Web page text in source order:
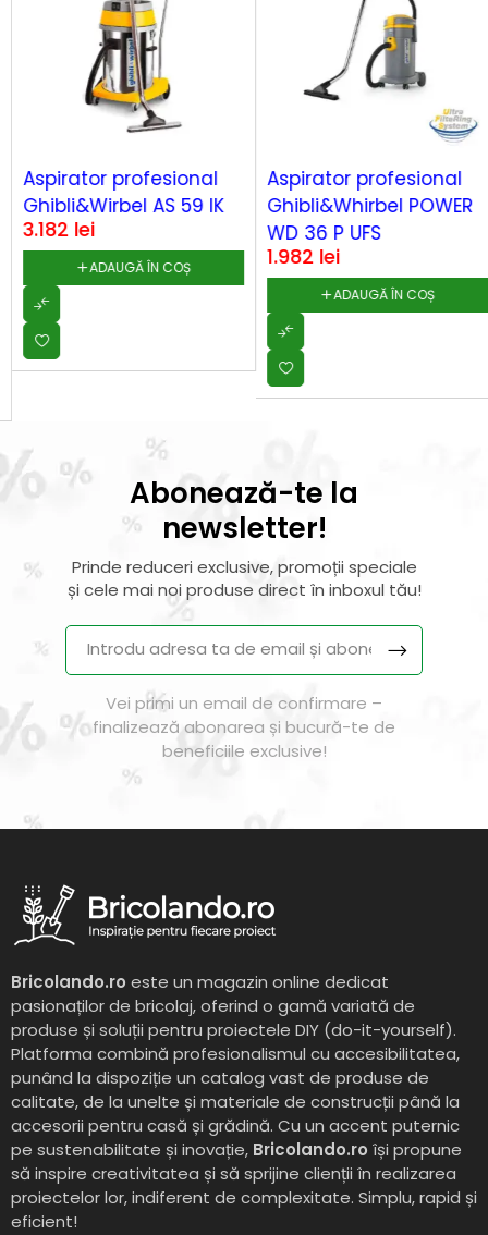
Aspirator profesional
Ghibli&Wirbel AS 59 IK
3.182lei
ADAUGĂ ÎN COȘ
Aspirator profesional
Ghibli&Whirbel POWER
WD 36 P UFS
1.982lei
ADAUGĂ ÎN COȘ
Abonează-te la
newsletter!
Prinde reduceri exclusive, promoții speciale
și cele mai noi produse direct în inboxul tău!
Vei primi un email de confirmare –
finalizează abonarea și bucură-te de
beneficiile exclusive!
Bricolando.ro este un magazin online dedicat
pasionaților de bricolaj, oferind o gamă variată de
produse și soluții pentru proiectele DIY (do-it-yourself).
Platforma combină profesionalismul cu accesibilitatea,
punând la dispoziție un catalog vast de produse de
calitate, de la unelte și materiale de construcții până la
accesorii pentru casă și grădină. Cu un accent puternic
pe sustenabilitate și inovație, Bricolando.ro își propune
să inspire creativitatea și să sprijine clienții în realizarea
proiectelor lor, indiferent de complexitate. Simplu, rapid și
eficient!